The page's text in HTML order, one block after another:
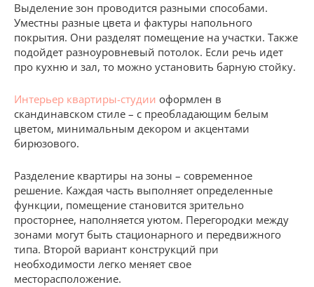
Выделение зон проводится разными способами.
Уместны разные цвета и фактуры напольного
покрытия. Они разделят помещение на участки. Также
подойдет разноуровневый потолок. Если речь идет
про кухню и зал, то можно установить барную стойку.
Интерьер квартиры-студии оформлен в
скандинавском стиле – с преобладающим белым
цветом, минимальным декором и акцентами
бирюзового.
Разделение квартиры на зоны – современное
решение. Каждая часть выполняет определенные
функции, помещение становится зрительно
просторнее, наполняется уютом. Перегородки между
зонами могут быть стационарного и передвижного
типа. Второй вариант конструкций при
необходимости легко меняет свое
месторасположение.